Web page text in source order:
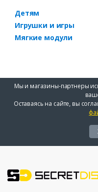
Детям
Игрушки и игры
Мягкие модули
Мы и магазины-партнеры
Оставаясь на сайте, вы